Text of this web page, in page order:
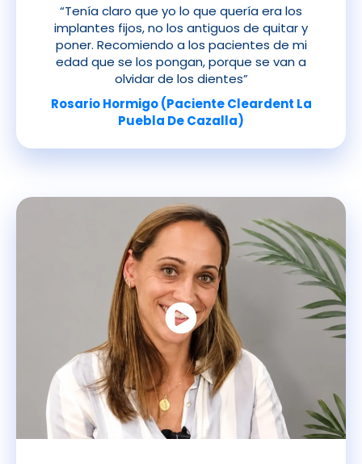
“Tenía claro que yo lo que quería era los
implantes fijos, no los antiguos de quitar y
poner. Recomiendo a los pacientes de mi
edad que se los pongan, porque se van a
olvidar de los dientes”
Rosario Hormigo (Paciente Cleardent La
Puebla De Cazalla)